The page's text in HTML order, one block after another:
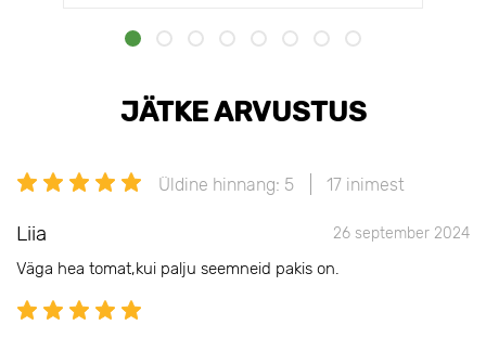
JÄTKE ARVUSTUS
Üldine hinnang: 5 17 inimest
Liia 26 september 2024
Väga hea tomat,kui palju seemneid pakis on.